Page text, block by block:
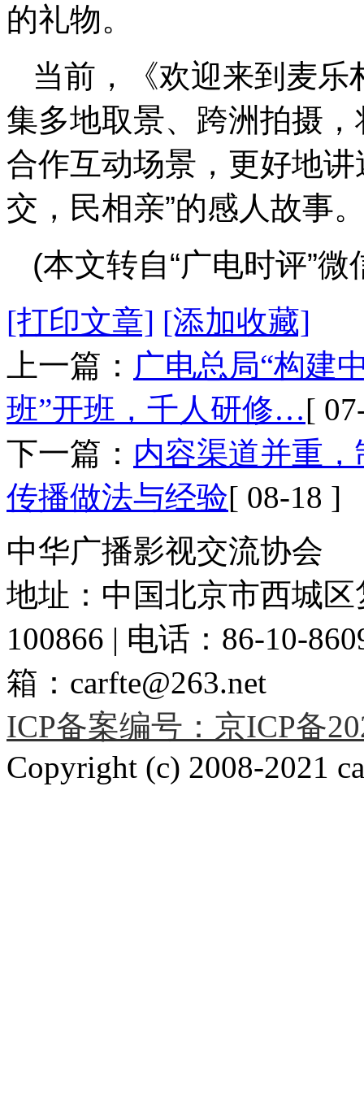
的礼物。
当前，《欢迎来到麦
集多地取景、跨洲拍摄
合作互动场景，更好地
交，民相亲”的感人故事
(本文转自“广电时评”微
[打印文章] [添加收藏]
上一篇： 广电总局“构建
班”开班，千人研修…[
下一篇： 内容渠道并重
传播做法与经验[ 08-18 ]
中华广播影视交流协会
地址：中国北京市西城
100866 | 电话：86-10-
箱：carfte@263.net
ICP备案编号：京ICP备
Copyright (c) 2008-2021